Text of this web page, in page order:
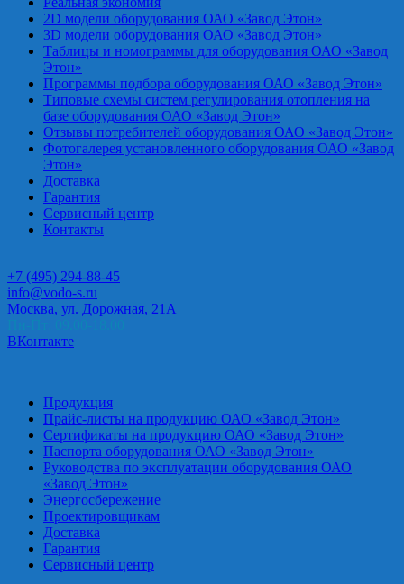
2D модели оборудования ОАО «Завод Этон»
3D модели оборудования ОАО «Завод Этон»
Таблицы и номограммы для оборудования ОАО «Завод
Этон»
Программы подбора оборудования ОАО «Завод Этон»
Типовые схемы систем регулирования отопления на
базе оборудования ОАО «Завод Этон»
Отзывы потребителей оборудования ОАО «Завод Этон»
Фотогалерея установленного оборудования ОАО «Завод
Этон»
Доставка
Гарантия
Сервисный центр
Контакты
+7 (495) 294-88-45
info@vodo-s.ru
Москва, ул. Дорожная, 21А
ВКонтакте
Продукция
Прайс-листы на продукцию ОАО «Завод Этон»
Сертификаты на продукцию ОАО «Завод Этон»
Паспорта оборудования ОАО «Завод Этон»
Руководства по эксплуатации оборудования ОАО
«Завод Этон»
Энергосбережение
Проектировщикам
Доставка
Гарантия
Сервисный центр